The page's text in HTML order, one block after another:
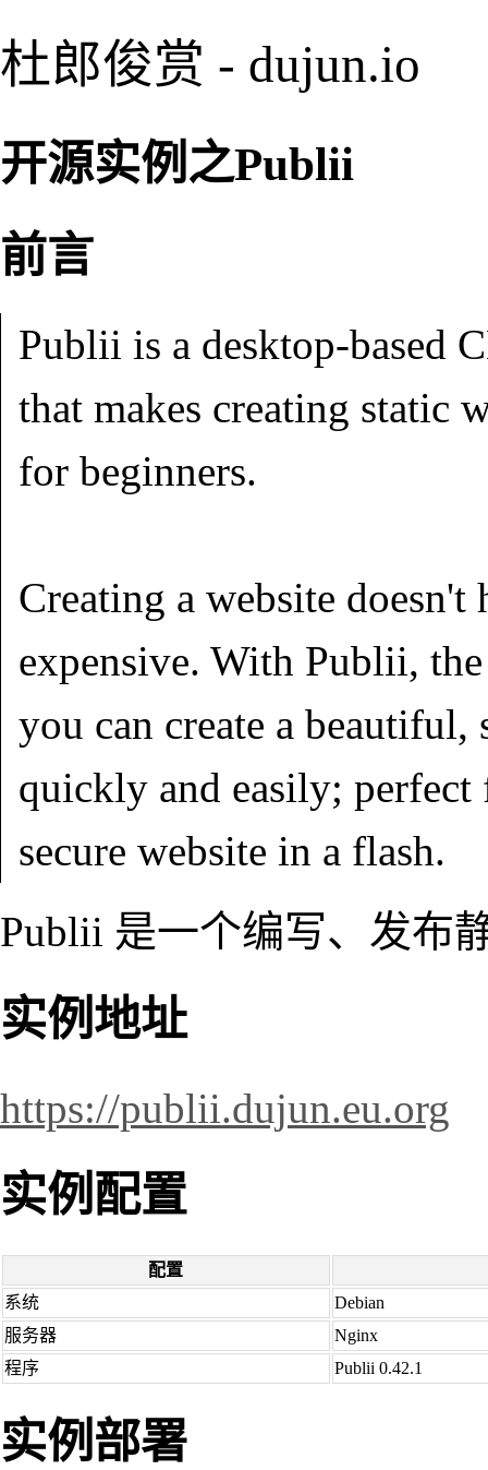
杜郎俊赏 - dujun.io
开源实例之Publii
前言
Publii is a desktop-based
that makes creating static
for beginners.
Creating a website
expensive. With Publii,
you can create a
quickly and easily; perfect
secure website in a flash.
Publii 是一个编写、发布
实例地址
https://publii.dujun.eu.org
实例配置
配置
系统
Debian
服务器
Nginx
程序
Publii 0.42.1
实例部署